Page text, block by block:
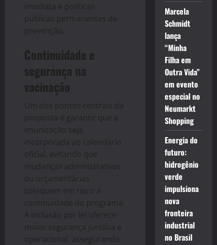
imediata e políticas
públicas permanentes de
prevenção.
Continuidade e
segurança na
vacinação
Um dos pontos centrais da
proposta é garantir que a
imunização seja
incorporada ao calendário
oficial, evitando que
mudanças administrativas
ou orçamentárias
coloquem em risco a
continuidade do programa.
A inclusão por lei oferece
maior segurança jurídica e
operacional, assegurando
Marcela
Schmidt
lança
“Minha
Filha em
Outra Vida”
em evento
especial no
Neumarkt
Shopping
Energia do
futuro:
hidrogênio
verde
impulsiona
nova
fronteira
industrial
no Brasil